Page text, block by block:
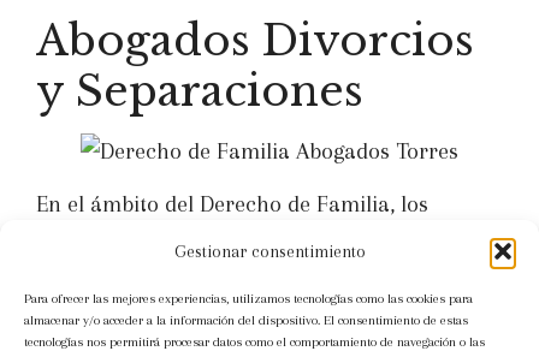
Gestionar consentimiento
Para ofrecer las mejores experiencias, utilizamos tecnologías como las cookies para
almacenar y/o acceder a la información del dispositivo. El consentimiento de estas
tecnologías nos permitirá procesar datos como el comportamiento de navegación o las
Abogados Divorcios
y Separaciones
En el ámbito del Derecho de Familia, los
divorcios y separaciones son procedimientos
su relación de manera formal, regulando